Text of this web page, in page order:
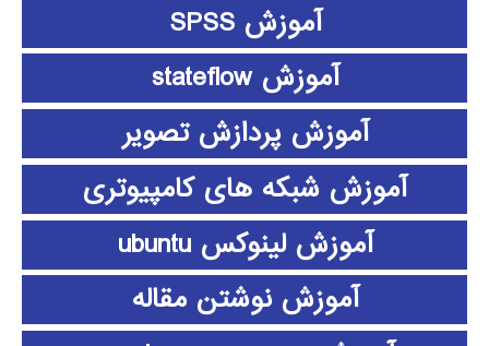
آموزش SPSS
آموزش stateflow
آموزش پردازش تصویر
آموزش شبکه های کامپیوتری
آموزش لینوکس ubuntu
آموزش نوشتن مقاله